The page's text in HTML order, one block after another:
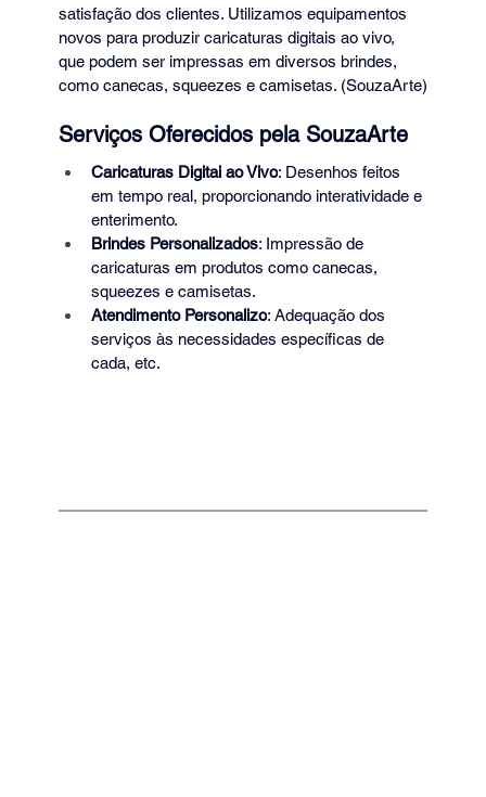
satisfação dos clientes. Utilizamos equipamentos
novos para produzir caricaturas digitais ao vivo,
que podem ser impressas em diversos brindes,
como canecas, squeezes e camisetas. (SouzaArte)
Serviços Oferecidos pela SouzaArte
Caricaturas Digitai ao Vivo: Desenhos feitos
em tempo real, proporcionando interatividade e
enterimento.
Brindes Personalizados: Impressão de
caricaturas em produtos como canecas,
squeezes e camisetas.
Atendimento Personalizo: Adequação dos
serviços às necessidades específicas de
cada, etc.